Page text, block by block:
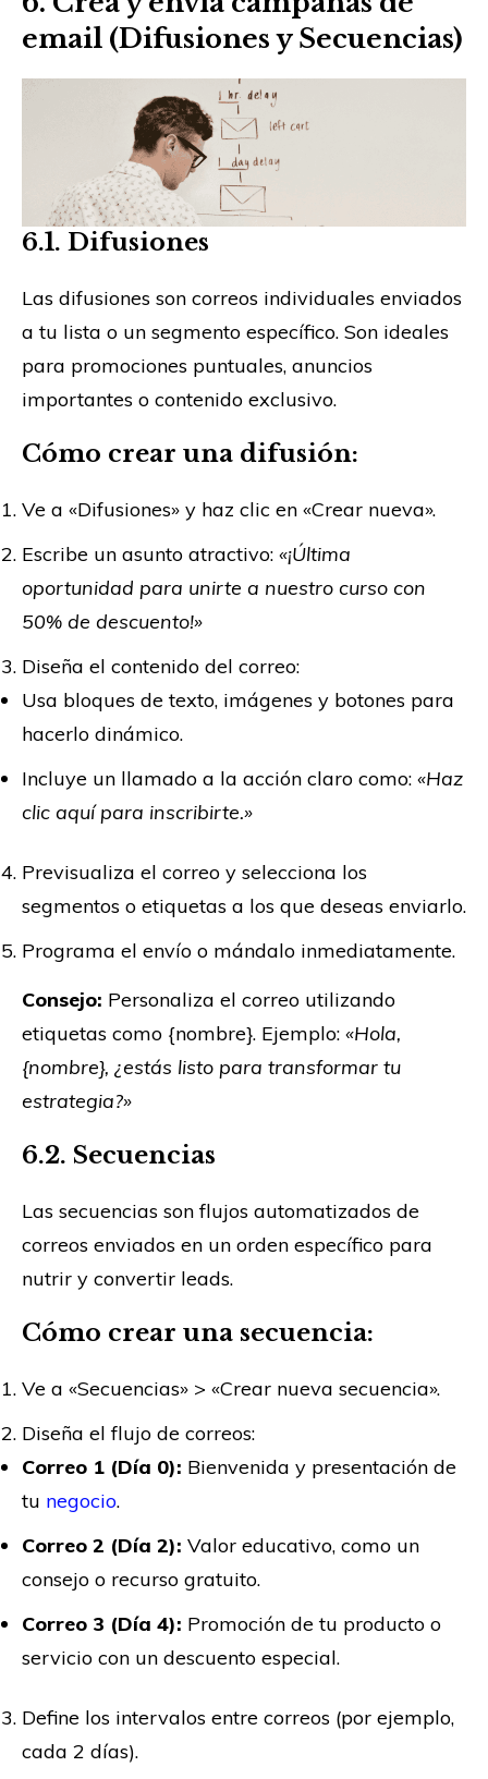
email (Difusiones y Secuencias)
6.1. Difusiones
Las difusiones son correos individuales enviados
a tu lista o un segmento específico. Son ideales
para promociones puntuales, anuncios
importantes o contenido exclusivo.
Cómo crear una difusión:
Ve a «Difusiones» y haz clic en «Crear nueva».
Escribe un asunto atractivo: «¡Última
oportunidad para unirte a nuestro curso con
50% de descuento!»
Diseña el contenido del correo:
Usa bloques de texto, imágenes y botones para
hacerlo dinámico.
Incluye un llamado a la acción claro como: «Haz
clic aquí para inscribirte.»
Previsualiza el correo y selecciona los
segmentos o etiquetas a los que deseas enviarlo.
Programa el envío o mándalo inmediatamente.
Consejo: Personaliza el correo utilizando
etiquetas como {nombre}. Ejemplo: «Hola,
{nombre}, ¿estás listo para transformar tu
estrategia?»
6.2. Secuencias
Las secuencias son flujos automatizados de
correos enviados en un orden específico para
nutrir y convertir leads.
Cómo crear una secuencia:
Ve a «Secuencias» > «Crear nueva secuencia».
Diseña el flujo de correos:
Correo 1 (Día 0): Bienvenida y presentación de
tu negocio.
Correo 2 (Día 2): Valor educativo, como un
consejo o recurso gratuito.
Correo 3 (Día 4): Promoción de tu producto o
servicio con un descuento especial.
Define los intervalos entre correos (por ejemplo,
cada 2 días).